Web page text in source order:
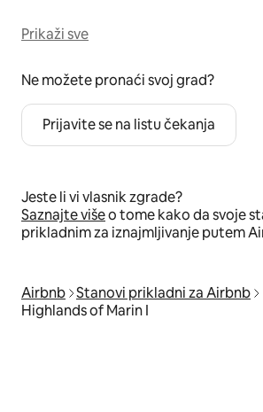
Prikaži sve
Ne možete pronaći svoj grad?
Prijavite se na listu čekanja
Jeste li vi vlasnik zgrade?
Saznajte višeo tome kako da svoje
prikladnim za iznajmljivanje putem
Airbnb Stanovi prikladni za Airbnb
Highlands of Marin I